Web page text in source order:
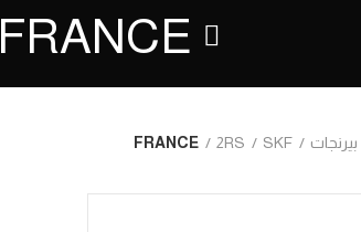
FRANCE
بيرنجات SKF
2RS
FRANCE